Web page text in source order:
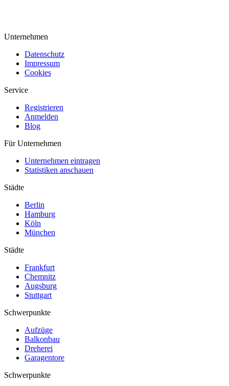
Unternehmen
Datenschutz
Impressum
Cookies
Service
Registrieren
Anmelden
Blog
Für Unternehmen
Unternehmen eintragen
Statistiken anschauen
Städte
Berlin
Hamburg
Köln
München
Städte
Frankfurt
Chemnitz
Augsburg
Stuttgart
Schwerpunkte
Aufzüge
Balkonbau
Dreherei
Garagentore
Schwerpunkte